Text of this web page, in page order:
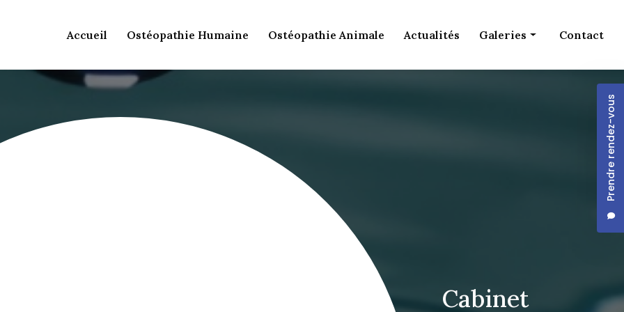
Prendre rendez-vous
Accueil
Ostéopathie Humaine Ostéopathie Animale Actualités Galeries Contact
Cabinet